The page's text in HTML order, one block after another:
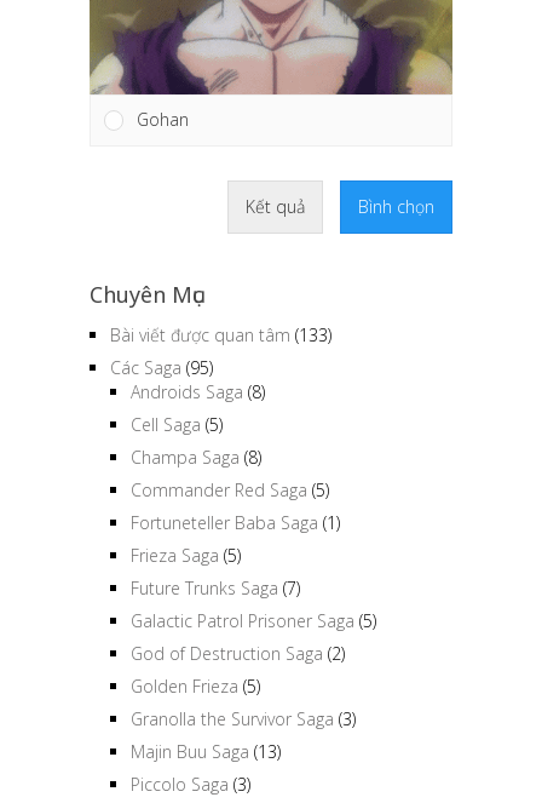
Gohan
Kết quả Bình chọn
Chuyên Mục
Bài viết được quan tâm (133)
Các Saga (95)
Androids Saga (8)
Cell Saga (5)
Champa Saga (8)
Commander Red Saga (5)
Fortuneteller Baba Saga (1)
Frieza Saga (5)
Future Trunks Saga (7)
Galactic Patrol Prisoner Saga (5)
God of Destruction Saga (2)
Golden Frieza (5)
Granolla the Survivor Saga (3)
Majin Buu Saga (13)
Piccolo Saga (3)